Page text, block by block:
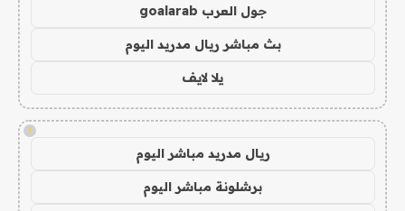
جول العرب goalarab
بث مباشر ريال مدريد اليوم
يلا لايف
!
ريال مدريد مباشر اليوم
برشلونة مباشر اليوم